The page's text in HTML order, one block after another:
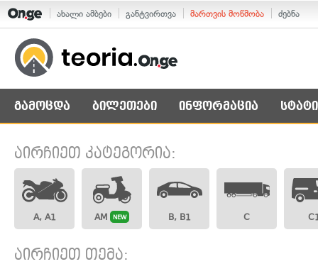
ახალი ამბები განტვირთვა მართვის მოწმობა ძებნა
გამოცდა ბილეთები ინფორმაცია
აირჩიეთ კატეგორია:
A, A1 AM NEW B, B1 C
აირჩიეთ თემა: